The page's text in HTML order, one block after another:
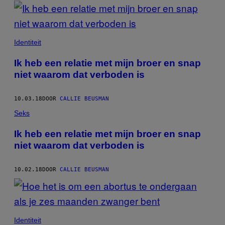
POSTS
BY
THIS
AUTHOR
Identiteit
Ik heb een relatie met mijn broer en snap
niet waarom dat verboden is
10.03.18DOOR CALLIE BEUSMAN
Seks
Ik heb een relatie met mijn broer en snap
niet waarom dat verboden is
10.02.18DOOR CALLIE BEUSMAN
Identiteit